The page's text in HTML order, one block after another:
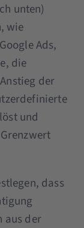
unten)
wie
Ads,
die
der
und
dass
aus der